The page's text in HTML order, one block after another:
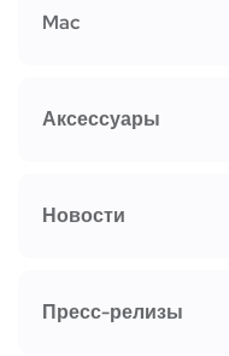
Mac
Аксессуары
Новости
Пресс-релизы